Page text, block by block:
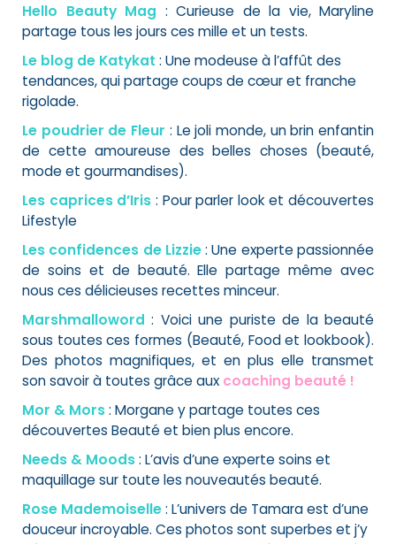
Hello Beauty Mag : Curieuse de la vie, Maryline
partage tous les jours ces mille et un tests.
Le blog de Katykat : Une modeuse à l’affût des
tendances, qui partage coups de cœur et franche
rigolade.
Le poudrier de Fleur : Le joli monde, un brin enfantin
de cette amoureuse des belles choses (beauté,
mode et gourmandises).
Les caprices d’Iris : Pour parler look et découvertes
Lifestyle
Les confidences de Lizzie: Une experte passionnée
de soins et de beauté. Elle partage même avec
nous ces délicieuses recettes minceur.
Marshmalloword : Voici une puriste de la beauté
sous toutes ces formes (Beauté, Food et lookbook).
Des photos magnifiques, et en plus elle transmet
son savoir à toutes grâce aux coaching beauté !
Mor & Mors: Morgane y partage toutes ces
découvertes Beauté et bien plus encore.
Needs & Moods: L’avis d’une experte soins et
maquillage sur toute les nouveautés beauté.
Rose Mademoiselle: L’univers de Tamara est d’une
douceur incroyable. Ces photos sont superbes et j’y